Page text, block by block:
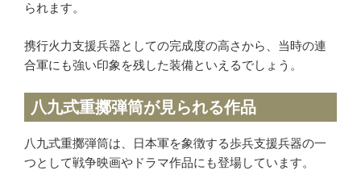
られます。
携行火力支援兵器としての完成度の高さから、当時の連
合軍にも強い印象を残した装備といえるでしょう。
八九式重擲弾筒が見られる作品
八九式重擲弾筒は、日本軍を象徴する歩兵支援兵器の一
つとして戦争映画やドラマ作品にも登場しています。